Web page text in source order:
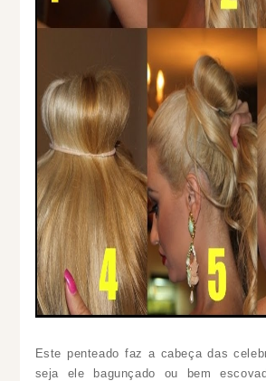
Este penteado faz a cabeça das
seja ele bagunçado ou bem